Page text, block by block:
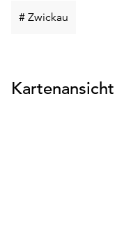
# Zwickau
Kartenansicht